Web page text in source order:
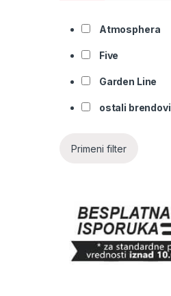
Atmosphera
Five
Garden Line
ostali brendovi
Primeni filter